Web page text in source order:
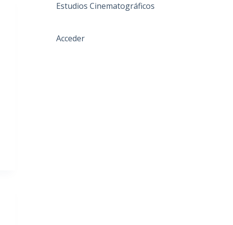
Estudios Cinematográficos
Acceder